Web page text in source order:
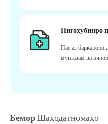
Нигоҳубинро
Пас аз барканорӣ
мунтазам ва
БеморШаҳодатномаҳо